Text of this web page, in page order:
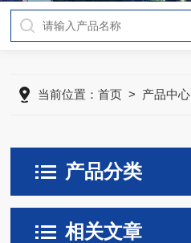
当前位置：首页 > 产品中心
产品分类
相关文章